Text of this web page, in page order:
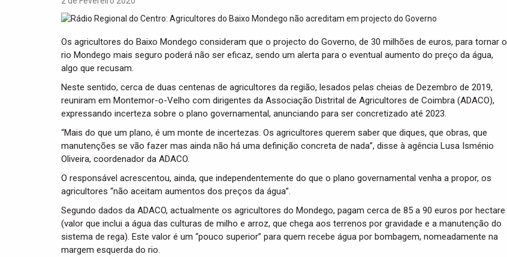
Os agricultores do Baixo Mondego consideram que o projecto do Governo, de 30 milhões de euros, para tornar o
rio Mondego mais seguro poderá não ser eficaz, sendo um alerta para o eventual aumento do preço da água,
algo que recusam.
Neste sentido, cerca de duas centenas de agricultores da região, lesados pelas cheias de Dezembro de 2019,
reuniram em Montemor-o-Velho com dirigentes da Associação Distrital de Agricultores de Coimbra (ADACO),
expressando incerteza sobre o plano governamental, anunciando para ser concretizado até 2023.
“Mais do que um plano, é um monte de incertezas. Os agricultores querem saber que diques, que obras, que
manutenções se vão fazer mas ainda não há uma definição concreta de nada”, disse à agência Lusa Isménio
Oliveira, coordenador da ADACO.
O responsável acrescentou, ainda, que independentemente do que o plano governamental venha a propor, os
agricultores “não aceitam aumentos dos preços da água”.
Segundo dados da ADACO, actualmente os agricultores do Mondego, pagam cerca de 85 a 90 euros por hectare
(valor que inclui a água das culturas de milho e arroz, que chega aos terrenos por gravidade e a manutenção do
sistema de rega). Este valor é um “pouco superior” para quem recebe água por bombagem, nomeadamente na
margem esquerda do rio.